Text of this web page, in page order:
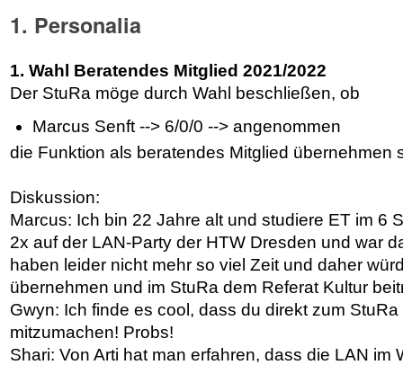
1. Personalia
1. Wahl Beratendes Mitglied 2021/2022
Der StuRa möge durch Wahl beschließen, ob
Marcus Senft --> 6/0/0 --> angenommen
die Funktion als beratendes Mitglied übernehmen
Diskussion:
Marcus: Ich bin 22 Jahre alt und studiere ET im 6
2x auf der LAN-Party der HTW Dresden und war
haben leider nicht mehr so viel Zeit und daher
übernehmen und im StuRa dem Referat Kultur
Gwyn: Ich finde es cool, dass du direkt zum
mitzumachen! Probs!
Shari: Von Arti hat man erfahren, dass die LAN im